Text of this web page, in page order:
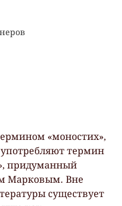
«моностих»,
термин
придуманный
Марковым. Вне
существует